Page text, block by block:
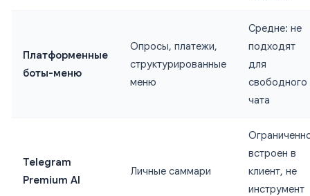
Платформенные
боты-меню
Опросы, платежи,
структурированные
меню
Средне: не
подходят
для
свободного
чата
Telegram
Premium AI
Личные саммари
встроен в
клиент, не
инструмент